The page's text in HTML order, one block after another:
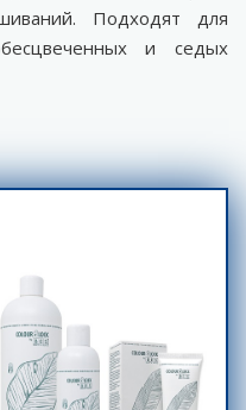
Подходят для
и седых